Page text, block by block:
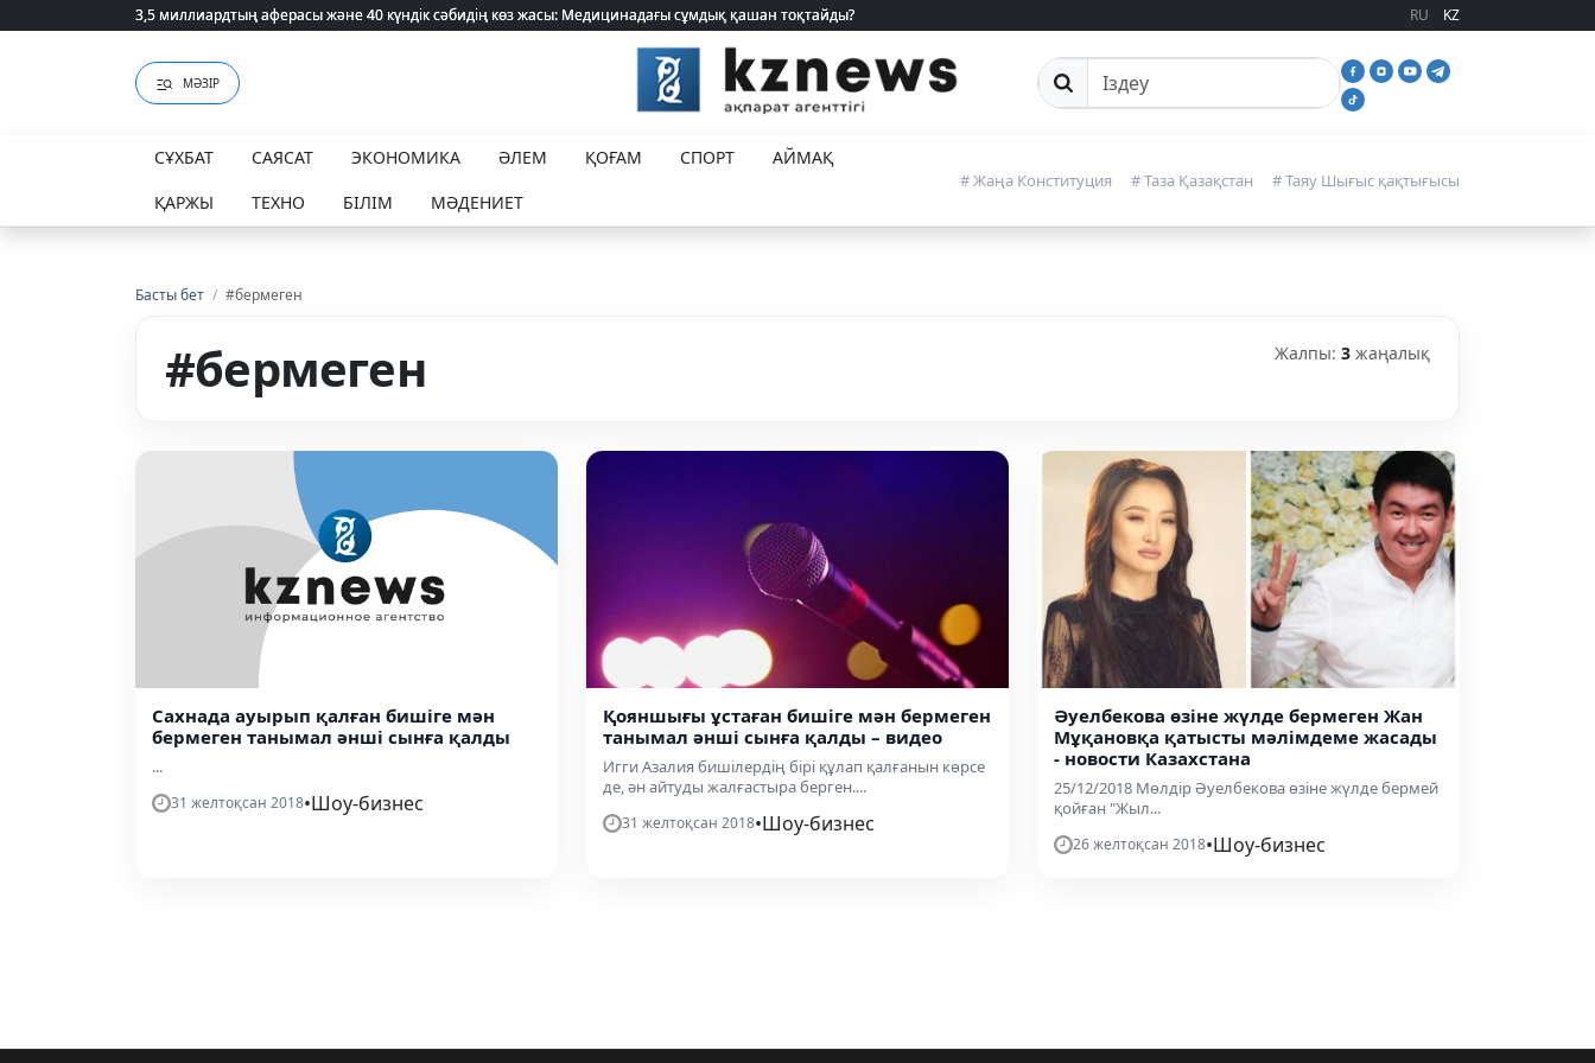
3,5 миллиардтың аферасы және 40 күндік сәбидің көз жасы: Медицинадағы сұмдық қашан тоқтайды?
3,5 миллиардтың аферасы және 40 күндік сәбидің көз жасы: Медицинадағы сұмдық қашан тоқтайды? RU KZ
МӘЗІР Сайттан іздеу
СҰХБАТ САЯСАТ ЭКОНОМИКА ӘЛЕМ ҚОҒАМ СПОРТ
АЙМАҚ
ҚАРЖЫ
ТЕХНО БІЛІМ МӘДЕНИЕТ
# Жаңа Конституция # Таза Қазақстан # Таяу Шығыс қақтығысы
Басты бет / #бермеген
#бермеген Жалпы: 3 жаңалық
Сахнада ауырып қалған бишіге мән
бермеген танымал әнші сынға қалды
...
31 желтоқсан 2018•Шоу-бизнес
Қояншығы ұстаған бишіге мән бермеген
танымал әнші сынға қалды – видео
Игги Азалия бишілердің бірі құлап қалғанын көрсе
де, ән айтуды жалғастыра берген....
31 желтоқсан 2018•Шоу-бизнес
Әуелбекова өзіне жүлде бермеген Жан
Мұқановқа қатысты мәлімдеме жасады
- новости Казахстана
25/12/2018 Мөлдір Әуелбекова өзіне жүлде бермей
қойған "Жыл...
26 желтоқсан 2018•Шоу-бизнес